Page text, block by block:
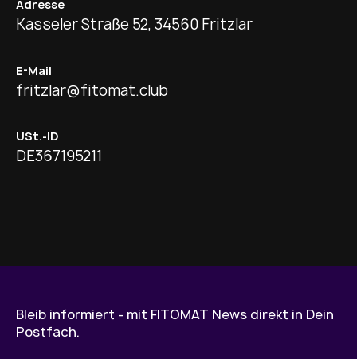
Adresse
Kasseler Straße 52, 34560 Fritzlar
E-Mail
fritzlar@fitomat.club
USt.-ID
DE367195211
Bleib informiert - mit FITOMAT News direkt in Dein
Postfach.